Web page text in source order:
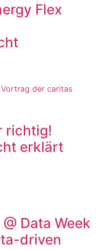
Flex
richtig!
erklärt
Data Week
driven